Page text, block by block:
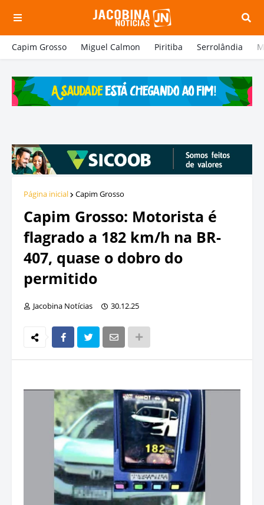
Capim Grosso Miguel Calmon Piritiba Serrolândia
Página inicial Capim Grosso
Capim Grosso: Motorista é
flagrado a 182 km/h na BR-
407, quase o dobro do
permitido
Jacobina Notícias 30.12.25